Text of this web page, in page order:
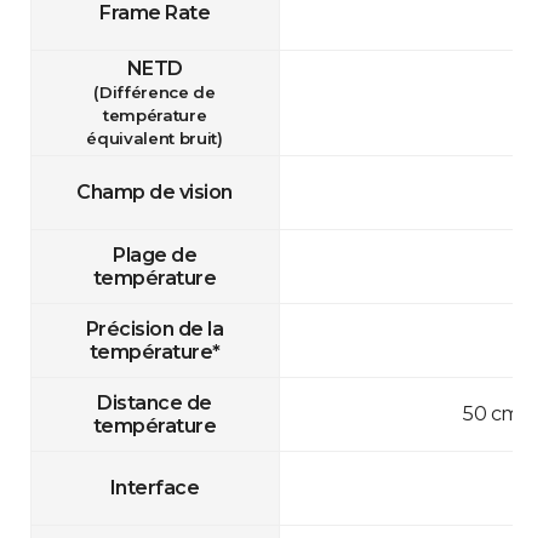
Frame Rate
NETD
(Différence de
température
équivalent bruit)
Champ de vision
Plage de
température
Précision de la
température*
Distance de
température
50 cm-
Interface